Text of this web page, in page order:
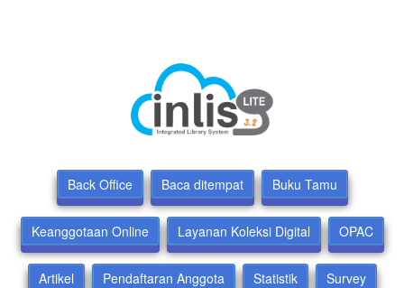
Back Office Baca ditempat Buku Tamu
Keanggotaan Online Layanan Koleksi Digital OPAC
Artikel Pendaftaran Anggota Statistik Survey